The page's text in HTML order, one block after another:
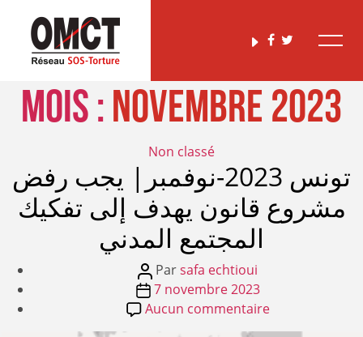
Mois :novembre 2023
Catégories
Non classé
تونس 2023-نوفمبر| يجب رفض
مشروع قانون يهدف إلى تفكيك
المجتمع المدني
Auteur
de
l’article
Parsafa echtioui
Date
de
7 novembre 2023
Aucun commentairesur
تونس